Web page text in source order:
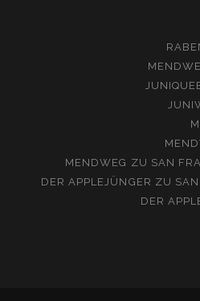
MENDWEG ZU SAN
DER APPLEJÜNGER ZU
DER